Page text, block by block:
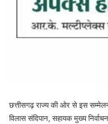
छत्तीसगढ़ राज्य की ओर से इस सम्मेलन
विलास संदिपान, सहायक मुख्य